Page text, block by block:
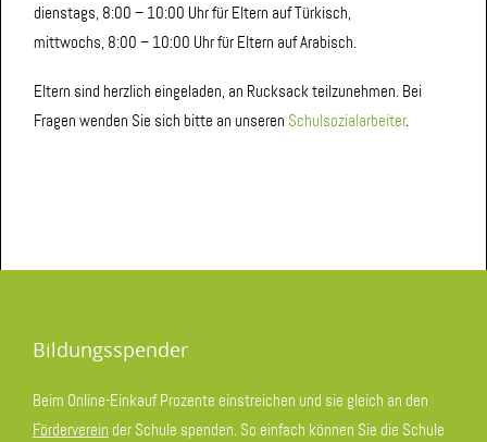
dienstags, 8:00 – 10:00 Uhr für Eltern auf Türkisch,
mittwochs, 8:00 – 10:00 Uhr für Eltern auf Arabisch.
Eltern sind herzlich eingeladen, an Rucksack teilzunehmen. Bei
Fragen wenden Sie sich bitte an unseren Schulsozialarbeiter.
Bildungsspender
Beim Online-Einkauf Prozente einstreichen und sie gleich an den
Förderverein der Schule spenden. So einfach können Sie die Schule